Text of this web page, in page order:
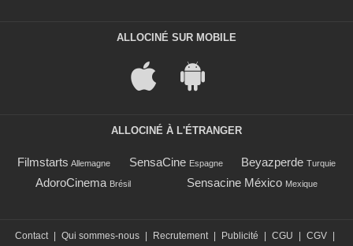
ALLOCINÉ SUR MOBILE
ALLOCINÉ À L'ÉTRANGER
Filmstarts Allemagne SensaCine Espagne Beyazperde Turquie
AdoroCinema Brésil Sensacine México Mexique
Contact Qui sommes-nous Recrutement Publicité CGU CGV